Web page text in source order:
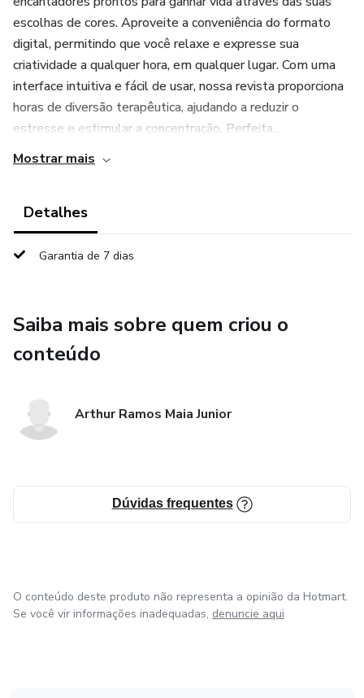
escolhas de cores. Aproveite a conveniência do formato
digital, permitindo que você relaxe e expresse sua
criatividade a qualquer hora, em qualquer lugar. Com uma
interface intuitiva e fácil de usar, nossa revista proporciona
horas de diversão terapêutica, ajudando a reduzir o
estresse e estimular a concentração. Perfeita...
Mostrar mais
Detalhes
Garantia de 7 dias
Saiba mais sobre quem criou o
conteúdo
Arthur Ramos Maia Junior
Dúvidas frequentes
O conteúdo deste produto não representa a opinião da Hotmart.
Se você vir informações inadequadas, denuncie aqui